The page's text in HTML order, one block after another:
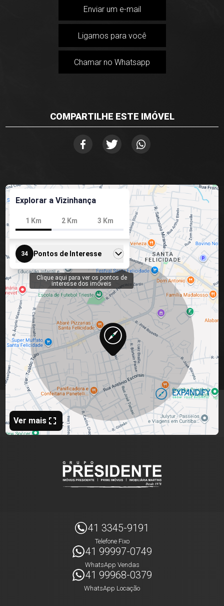
Enviar um e-mail
Ligamos para você
Chamar no Whatsapp
COMPARTILHE ESTE IMÓVEL
41 3345-9191
Telefone Fixo
41 99997-0749
WhatsApp Vendas
41 99968-0379
WhatsApp Locação